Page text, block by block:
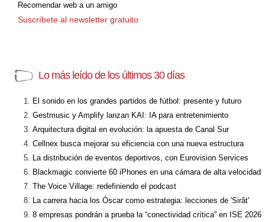
Recomendar web a un amigo
Suscríbete al newsletter gratuito
Lo más leído de los últimos 30 días
El sonido en los grandes partidos de fútbol: presente y futuro
Gestmusic y Amplify lanzan KAI: IA para entretenimiento
Arquitectura digital en evolución: la apuesta de Canal Sur
Cellnex busca mejorar su eficiencia con una nueva estructura
La distribución de eventos deportivos, con Eurovision Services
Blackmagic convierte 60 iPhones en una cámara de alta velocidad
The Voice Village: redefiniendo el podcast
La carrera hacia los Óscar como estrategia: lecciones de 'Sirât'
8 empresas pondrán a prueba la “conectividad crítica” en ISE 2026